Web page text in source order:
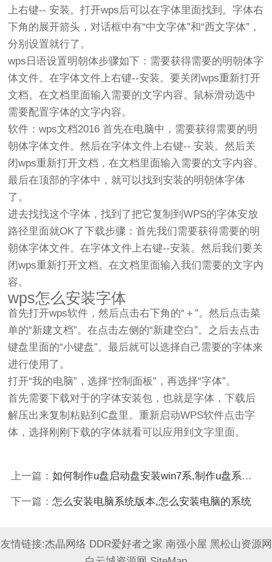
上右键-- 安装。打开wps后可以在字体里面找到。字体右
下角的展开箭头，对话框中有“中文字体”和“西文字体”，
分别设置就行了。
wps日语设置明朝体步骤如下：需要获得需要的明朝体字
体文件。在字体文件上右键--安装。要关闭wps重新打开
文档。在文档里面输入需要的文字内容。鼠标滑动选中
需要配置字体的文字内容。
软件：wps文档2016 首先在电脑中，需要获得需要的明
朝体字体文件。然后在字体文件上右键-- 安装。然后关
闭wps重新打开文档，在文档里面输入需要的文字内容。
最后在顶部的字体中，就可以找到安装的明朝体字体
了。
进去找找这个字体，找到了把它复制到WPS的字体安放
路径里面就OK了下载步骤：首先我们需要获得需要的明
朝体字体文件。在字体文件上右键--安装。然后我们要关
闭wps重新打开文档。在文档里面输入我们需要的文字内
容。
wps怎么安装字体
首先打开wps软件，然后点击右下角的“＋”。然后点击菜
单的“新建文档”。在点击左侧的“新建空白”。之后去点击
键盘里面的“小键盘”。最后就可以选择自己需要的字体来
进行使用了。
打开“我的电脑”，选择“控制面板”，再选择“字体”。
首先需要下载对于的字体安装包，也就是字体，下载后
解压出来复制粘贴到C盘里。重新启动WPS软件点击字
体，选择刚刚下载的字体就看可以应用到文字里面。
上一篇： 如何制作u盘启动盘安装win7系,制作u盘系统安装启动盘
下一篇： 怎么安装电脑系统版本,怎么安装电脑的系统
友情链接:杰晶网络 DDR爱好者之家 南强小屋 黑松山资源网